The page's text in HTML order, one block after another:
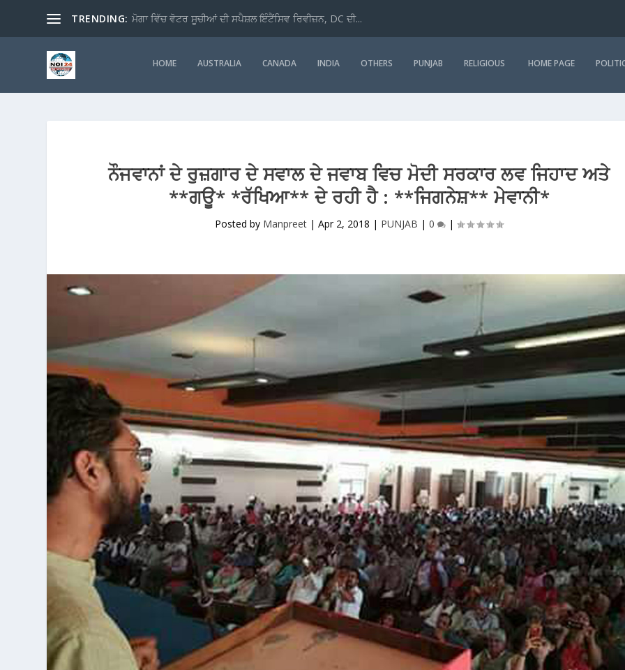
TRENDING: ਮੋਗਾ ਵਿੱਚ ਵੋਟਰ ਸੂਚੀਆਂ ਦੀ ਸਪੈਸ਼ਲ ਇੰਟੈਂਸਿਵ ਰਿਵੀਜ਼ਨ, DC ਦੀ...
HOME AUSTRALIA CANADA INDIA OTHERS PUNJAB RELIGIOUS HOME PAGE
ਨੌਜਵਾਨਾਂ ਦੇ ਰੁਜ਼ਗਾਰ ਦੇ ਸਵਾਲ ਦੇ ਜਵਾਬ ਵਿਚ ਮੋਦੀ ਸਰਕਾਰ ਲਵ ਜਿਹਾਦ ਅਤੇ
**ਗਊ* *ਰੱਖਿਆ** ਦੇ ਰਹੀ ਹੈ : **ਜਿਗਨੇਸ਼** ਮੇਵਾਨੀ*
Posted by Manpreet |Apr 2, 2018 | PUNJAB |0 |